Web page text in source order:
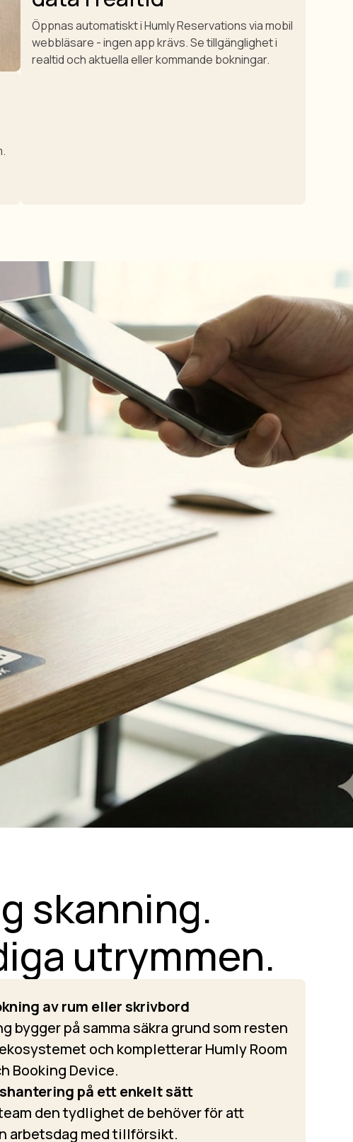
Öppnas automatiskt i Humly Reservations via mobil
webbläsare - ingen app krävs. Se tillgänglighet i
realtid och aktuella eller kommande bokningar.
skanning.
utrymmen.
av rum eller skrivbord
bygger på samma säkra grund som resten
och kompletterar Humly Room
Booking Device.
på ett enkelt sätt
den tydlighet de behöver för att
arbetsdag med tillförsikt.